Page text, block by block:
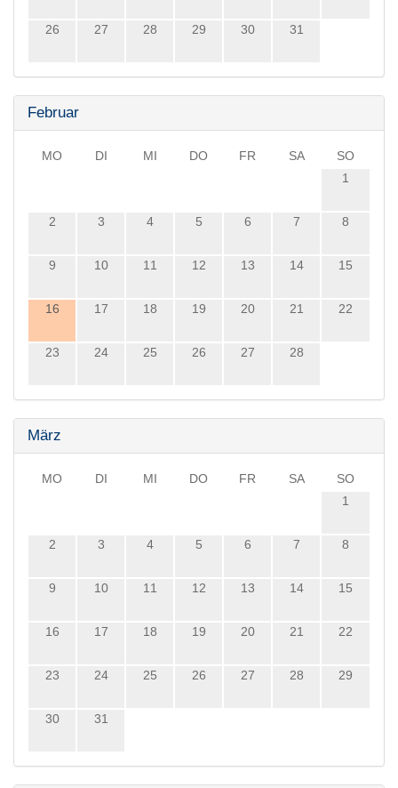
26 27 28 29 30 31
Februar
MO DI MI DO FR SA
SO
1
2 3 4 5 6 7 8
9 10 11 12 13 14 15
16 17 18 19 20 21 22
23 24 25 26 27 28
März
MO DI MI DO FR SA
SO
1
2 3 4 5 6 7 8
9 10 11 12 13 14 15
16 17 18 19 20 21 22
23 24 25 26 27 28 29
30 31